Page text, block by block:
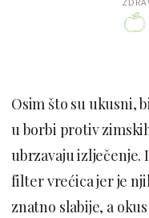
Osim što su ukusni,
u borbi protiv
ubrzavaju izlječenje.
filter vrećica jer je
znatno slabije, a